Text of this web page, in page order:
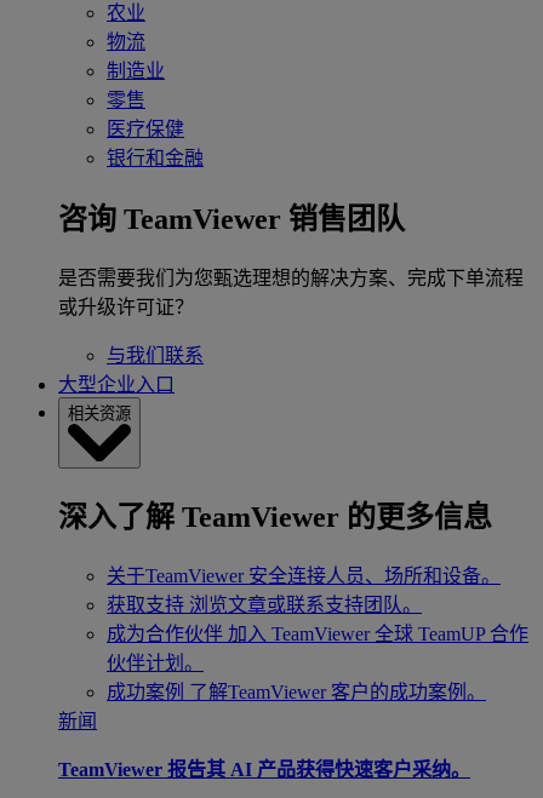
农业
物流
制造业
零售
医疗保健
银行和金融
咨询 TeamViewer 销售团队
是否需要我们为您甄选理想的解决方案、完成下单流程
或升级许可证？
与我们联系
大型企业入口
相关资源
深入了解 TeamViewer 的更多信息
关于TeamViewer 安全连接人员、场所和设备。
获取支持 浏览文章或联系支持团队。
成为合作伙伴 加入 TeamViewer 全球 TeamUP 合作
伙伴计划。
成功案例 了解TeamViewer 客户的成功案例。
新闻
TeamViewer 报告其 AI 产品获得快速客户采纳。